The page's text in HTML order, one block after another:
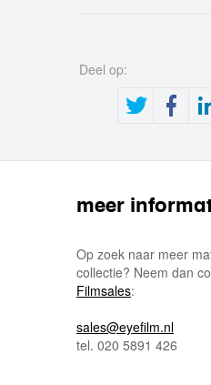
Deel op:
meer
Op zoek naar meer
collectie? Neem dan
Filmsales:
sales@eyefilm.nl
tel. 020 5891 426